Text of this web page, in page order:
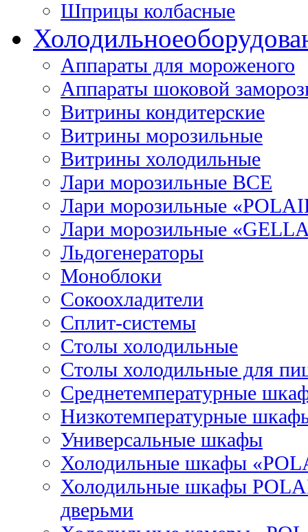
Шприцы колбасные
Холодильное
Аппараты для мороженого
Аппараты шоковой
Витрины кондитерские
Витрины морозильные
Витрины холодильные
Лари морозильные ВСЕ
Лари морозильные
Лари морозильные
Льдогенераторы
Моноблоки
Сокоохладители
Сплит-системы
Столы холодильные
Столы холодильные для
Среднетемпературные
Низкотемпературные
Универсальные шкафы
Холодильные шкафы
Холодильные шкафы
дверьми